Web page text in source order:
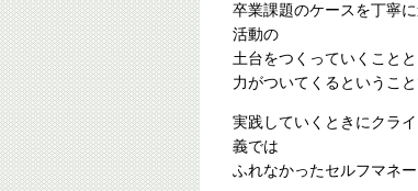
卒業課題のケースを丁寧
活動の
土台をつくっていくこと
力がついてくるということ
実践していくときにクラ
義では
ふれなかったセルフマネ